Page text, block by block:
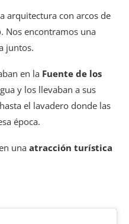
arquitectura con arcos de
Nos encontramos una
juntos.
en la Fuente de los
y los llevaban a sus
el lavadero donde las
época.
una atracción turística